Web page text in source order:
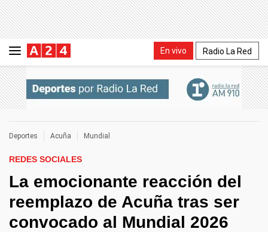
En vivo Radio La Red
Deportes Acuña Mundial
REDES SOCIALES
La emocionante reacción del
reemplazo de Acuña tras ser
convocado al Mundial 2026